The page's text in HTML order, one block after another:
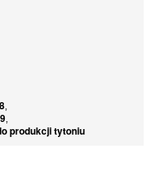
,
,
produkcji tytoniu